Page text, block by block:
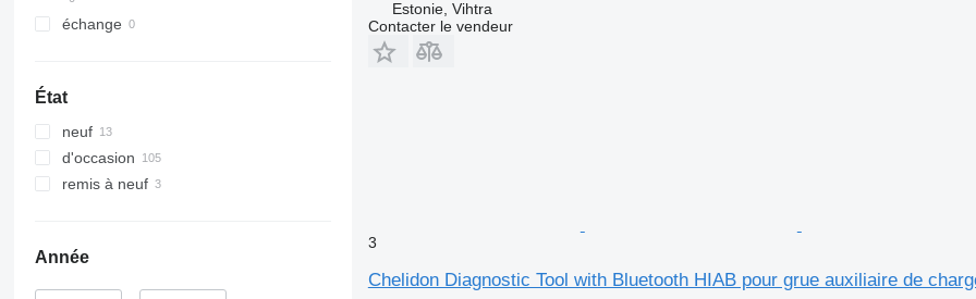
Vario
Scenic
Twingo
Zoe
V90
échange
État
neuf
d'occasion
remis à neuf
Année
Estonie, Vihtra
Contacter le vendeur
3
Chelidon Diagnostic Tool with Bluetooth HIAB pour grue auxiliaire de